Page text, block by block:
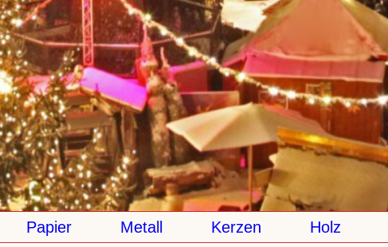
Papier Metall Kerzen Holz